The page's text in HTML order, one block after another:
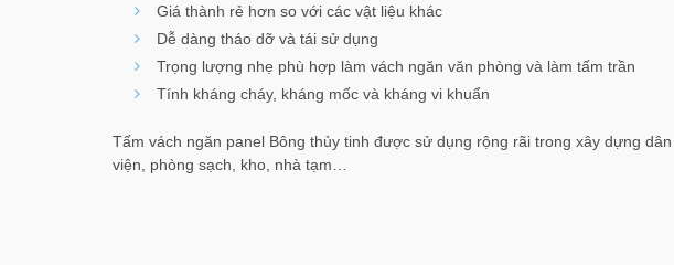
Giá thành rẻ hơn so với các vật liệu khác
Dễ dàng tháo dỡ và tái sử dụng
Trọng lượng nhẹ phù hợp làm vách ngăn văn phòng và làm tấm trần
Tính kháng cháy, kháng mốc và kháng vi khuẩn
Tấm vách ngăn panel Bông thủy tinh được sử dụng rộng rãi trong xây dựng
viện, phòng sạch, kho, nhà tạm…